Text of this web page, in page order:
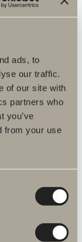
ads, to
our traffic.
of our site with
partners who
you’ve
from your use
og skaber